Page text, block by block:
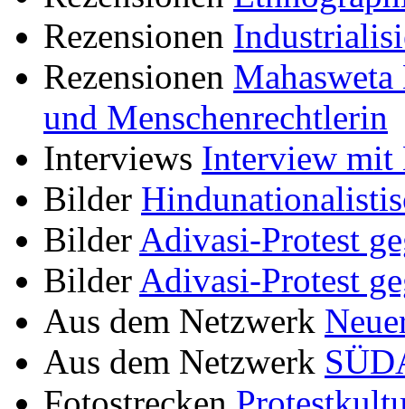
Rezensionen
Rezensionen
und Menschenrechtlerin
Interviews Interview mit
Bilder
Bilder Adivasi-Protest
Bilder Adivasi-Protest
Aus dem Netzwerk
Aus dem Netzwerk